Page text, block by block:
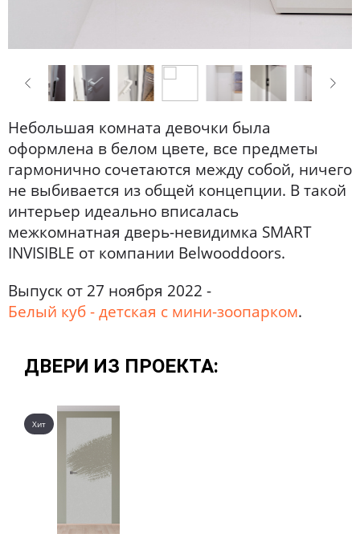
Небольшая комната девочки была
оформлена в белом цвете, все предметы
гармонично сочетаются между собой, ничего
не выбивается из общей концепции. В такой
интерьер идеально вписалась
межкомнатная дверь-невидимка SMART
INVISIBLE от компании Belwooddoors.
Выпуск от 27 ноября 2022 -
Белый куб - детская с мини-зоопарком.
ДВЕРИ ИЗ ПРОЕКТА:
Хит